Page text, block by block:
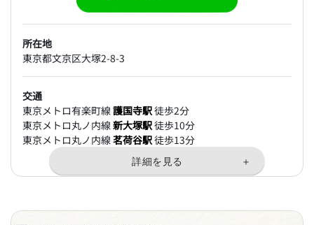
所在地
東京都文京区大塚2-8-3
交通
東京メトロ有楽町線護国寺駅徒歩2分
東京メトロ丸ノ内線新大塚駅徒歩10分
東京メトロ丸ノ内線茗荷谷駅徒歩13分